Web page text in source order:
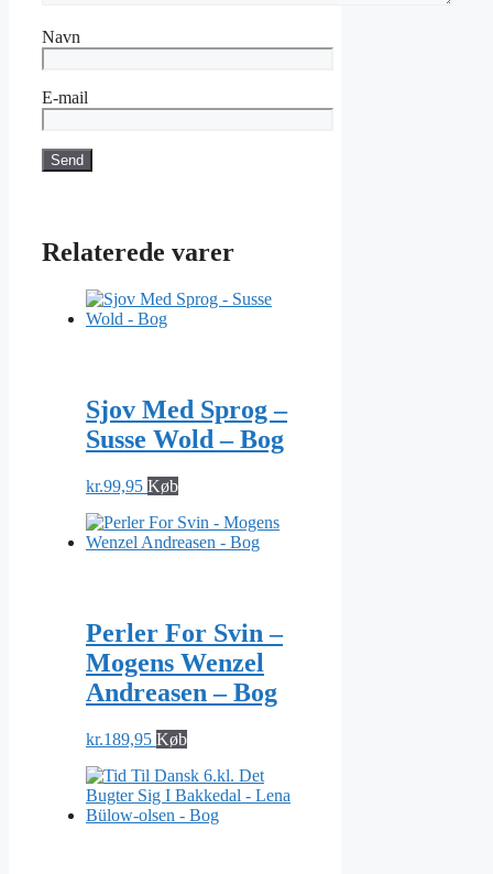
Navn
E-mail
Relaterede varer
Sjov Med Sprog –
Susse Wold – Bog
kr.99,95 Køb
Perler For Svin –
Mogens Wenzel
Andreasen – Bog
kr.189,95 Køb